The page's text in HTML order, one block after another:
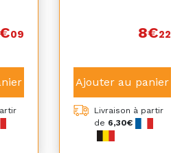
09 8€22
Ajouter au panier
Livraison à partir
de 6,30€